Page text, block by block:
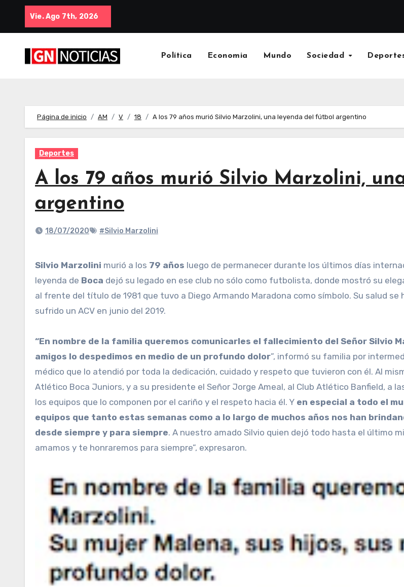
Vie. Ago 7th, 2026
Política Economia Mundo Sociedad
Página de inicio AM V 18 A los 79 años murió Silvio Marzolini, una leyenda del fútbol argentino
Deportes
A los 79 años murió Silvio Marzolini,
argentino
18/07/2020 #Silvio Marzolini
Silvio Marzolini murió a los 79 años luego de permanecer durante los últimos días
leyenda de Boca dejó su legado en ese club no sólo como futbolista, donde mostró su
al frente del título de 1981 que tuvo a Diego Armando Maradona como símbolo. Su salud
sufrido un ACV en junio del 2019.
“En nombre de la familia queremos comunicarles el fallecimiento del Señor Silvio
amigos lo despedimos en medio de un profundo dolor”, informó su familia por
médico que lo atendió por toda la dedicación, cuidado y respeto que tuvieron con él. Al
Atlético Boca Juniors, y a su presidente el Señor Jorge Ameal, al Club Atlético Banfield, a
los equipos que lo componen por el cariño y el respeto hacia él. Y en especial a todo el
equipos que tanto estas semanas como a lo largo de muchos años nos han
desde siempre y para siempre. A nuestro amado Silvio quien dejó todo hasta el último
amamos y te honraremos para siempre”, expresaron.